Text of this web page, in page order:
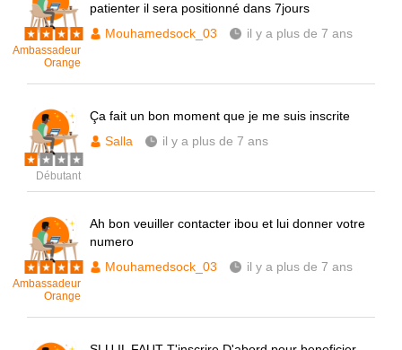
Ambassadeur
Orange
patienter il sera positionné dans 7jours
Mouhamedsock_03
il y a plus de 7 ans
Débutant
Ça fait un bon moment que je me suis inscrite
Salla
il y a plus de 7 ans
Ambassadeur
Orange
Ah bon veuiller contacter ibou et lui donner votre
numero
Mouhamedsock_03
il y a plus de 7 ans